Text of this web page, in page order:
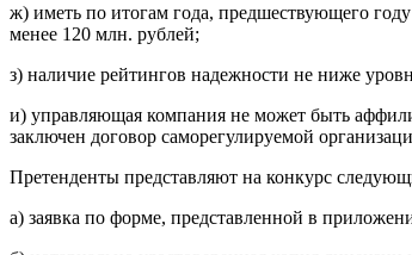
ж) иметь по итогам года, предшествующего году
менее 120 млн. рублей;
з) наличие рейтингов надежности не ниже
и) управляющая компания не может быть
заключен договор саморегулируемой
Претенденты представляют на конкурс
а) заявка по форме, представленной в